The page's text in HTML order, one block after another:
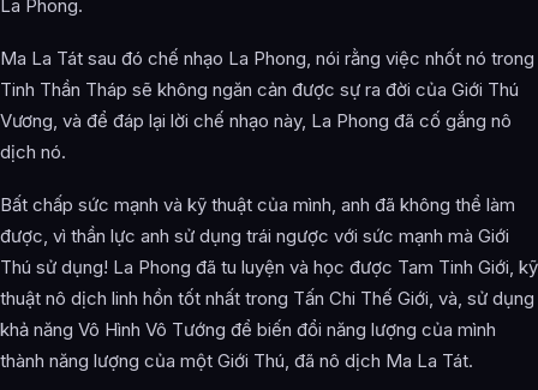
La Phong.
Ma La Tát sau đó chế nhạo La Phong, nói rằng việc nhốt nó trong
Tinh Thần Tháp sẽ không ngăn cản được sự ra đời của Giới Thú
Vương, và để đáp lại lời chế nhạo này, La Phong đã cố gắng nô
dịch nó.
Bất chấp sức mạnh và kỹ thuật của mình, anh đã không thể làm
được, vì thần lực anh sử dụng trái ngược với sức mạnh mà Giới
Thú sử dụng! La Phong đã tu luyện và học được Tam Tinh Giới, kỹ
thuật nô dịch linh hồn tốt nhất trong Tấn Chi Thế Giới, và, sử dụng
khả năng Vô Hình Vô Tướng để biến đổi năng lượng của mình
thành năng lượng của một Giới Thú, đã nô dịch Ma La Tát.